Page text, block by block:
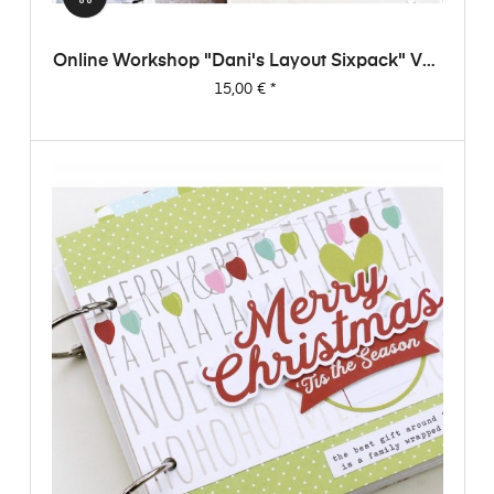
Online Workshop "Dani's Layout Sixpack" Vol.
1
Preis
15,00 €*